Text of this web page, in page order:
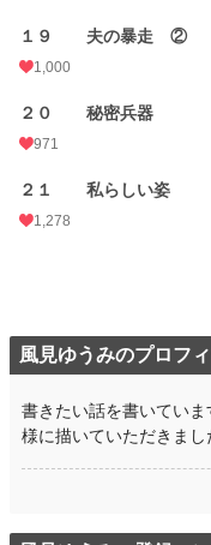
１９ 夫の暴走 ②
1,000
２０ 秘密兵器
971
２１ 私らしい姿
1,278
風見ゆうみのプロフ
書きたい話を書いてい
様に描いていただきまし